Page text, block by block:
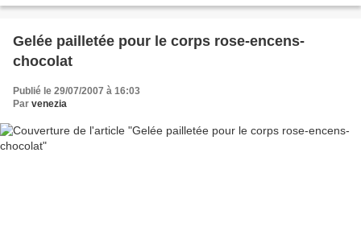
Gelée pailletée pour le corps rose-encens-
chocolat
Publié le 29/07/2007 à 16:03
Par venezia